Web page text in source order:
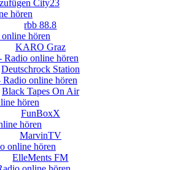
City23
rbb 88.8
KARO Graz
Deutschrock Station
Black Tapes On Air
FunBoxX
MarvinTV
ElleMents FM